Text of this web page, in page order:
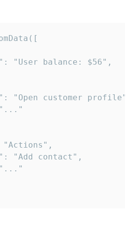
"User balance: $56",
"Open customer
"Add contact",